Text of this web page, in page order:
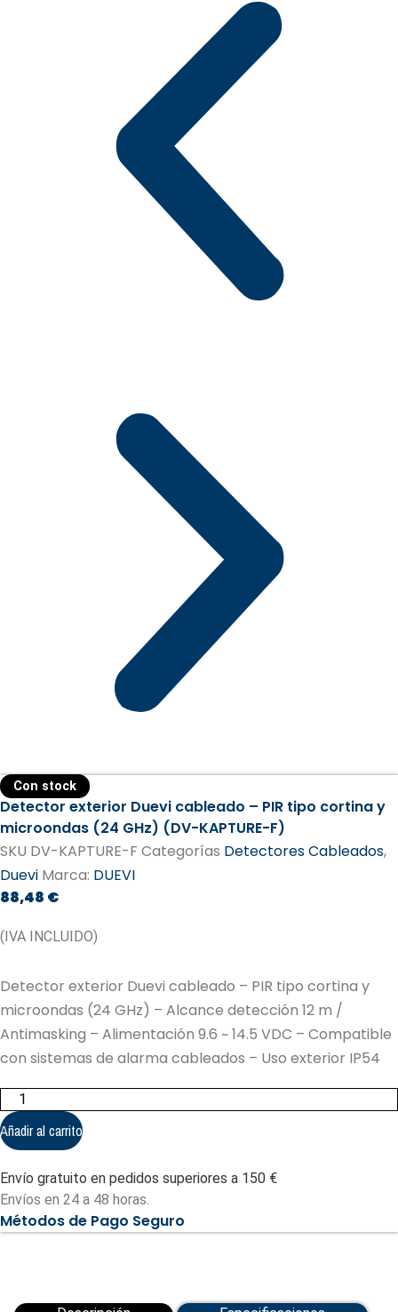
Con stock
Detector exterior Duevi cableado – PIR tipo cortina y
microondas (24 GHz) (DV-KAPTURE-F)
SKU DV-KAPTURE-F Categorías Detectores Cableados,
Duevi Marca: DUEVI
88,48 €
(IVA INCLUIDO)
Detector exterior Duevi cableado – PIR tipo cortina y
microondas (24 GHz) – Alcance detección 12 m /
Antimasking – Alimentación 9.6 ~ 14.5 VDC – Compatible
con sistemas de alarma cableados – Uso exterior IP54
Detector
exterior
Duevi
cableado
tipo
cortina
y
microondas
(24
cantidad
Añadir al carrito
Envío gratuito en pedidos superiores a 150 €
Envíos en 24 a 48 horas.
Métodos de Pago Seguro